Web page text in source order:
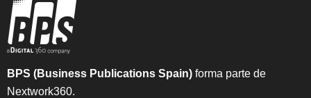
BPS (Business Publications Spain) forma parte de
Nextwork360.